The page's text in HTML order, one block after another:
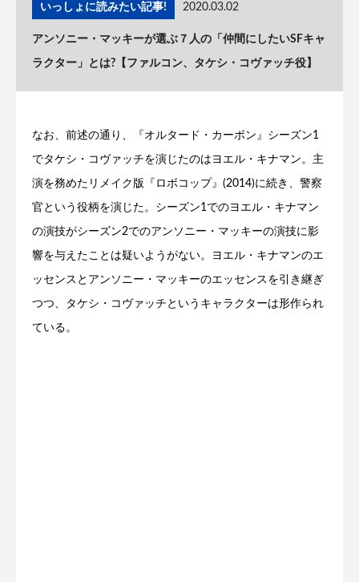
いっしょに読みたい記事! 2020.03.02
アンソニー・マッキーが選ぶ７人の「仲間にしたいSFキャ
ラクター」とは?【ファルコン、タケシ・コヴァッチ役】
なお、前述の通り、『オルタード・カーボン』シーズン1
でタケシ・コヴァッチを演じたのはヨエル・キナマン。主
演を務めたリメイク版『ロボコップ』(2014)に続き、警察
官という役柄を演じた。シーズン1でのヨエル・キナマン
の演技がシーズン2でのアンソニー・マッキーの演技に影
響を与えたことは疑いようがない。ヨエル・キナマンのエ
ッセンスとアンソニー・マッキーのエッセンスを引き継ぎ
つつ、タケシ・コヴァッチというキャラクターは形作られ
ている。